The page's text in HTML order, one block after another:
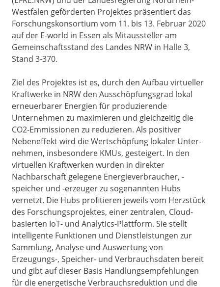
Westfalen geförderten Projektes präsentiert das
Forschungskonsortium vom 11. bis 13. Februar 2020
auf der E-world in Essen als Mitaussteller am
Gemeinschaftsstand des Landes NRW in Halle 3,
Stand 3-370.
Ziel des Projektes ist es, durch den Aufbau virtueller
Kraftwerke in NRW den Ausschöpfungsgrad lokal
erneuerbarer Energien für produzierende
Unternehmen zu maximieren und gleichzeitig die
CO2-Emmissionen zu reduzieren. Als positiver
Nebeneffekt wird die Wertschöpfung lokaler Unter-
nehmen, insbesondere KMUs, gesteigert. In den
virtuellen Kraftwerken wurden in direkter
Nachbarschaft gelegene Energieverbraucher, -
speicher und -erzeuger zu sogenannten Hubs
vernetzt. Die Hubs profitieren jeweils vom Herzstück
des Forschungsprojektes, einer zentralen, Cloud-
basierten IoT- und Analytics-Plattform. Sie stellt
intelligente Funktionen und Dienstleistungen zur
Sammlung, Analyse und Auswertung von
Erzeugungs-, Speicher- und Verbrauchsdaten bereit
und gibt auf dieser Basis Handlungsempfehlungen
für die energetische Verbrauchsreduktion und die